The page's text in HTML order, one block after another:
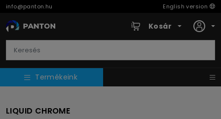
info@panton.hu English version
Kosár
Termékeink
LIQUID CHROME